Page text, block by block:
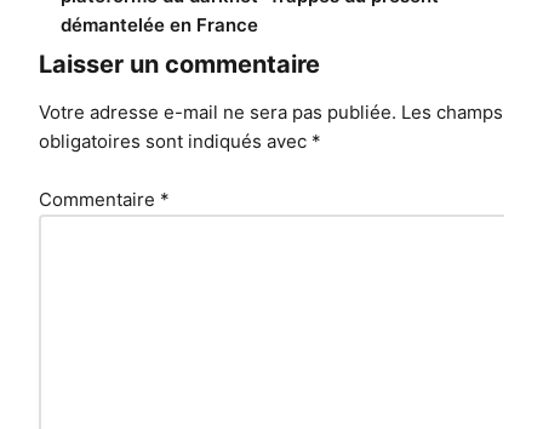
démantelée en France
Laisser un commentaire
Votre adresse e-mail ne sera pas publiée. Les champs
obligatoires sont indiqués avec *
Commentaire *